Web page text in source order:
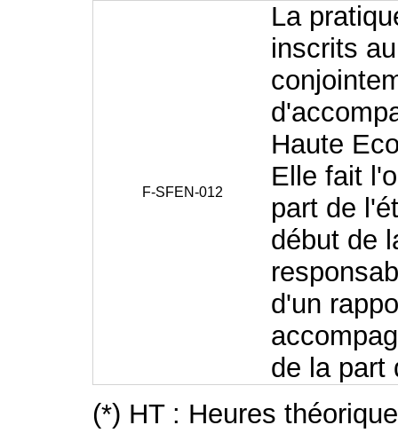
F-SFEN-012
La
inscrits
Haute
Elle fait
part de
début de
d'un
de la part
(*) HT : Heures